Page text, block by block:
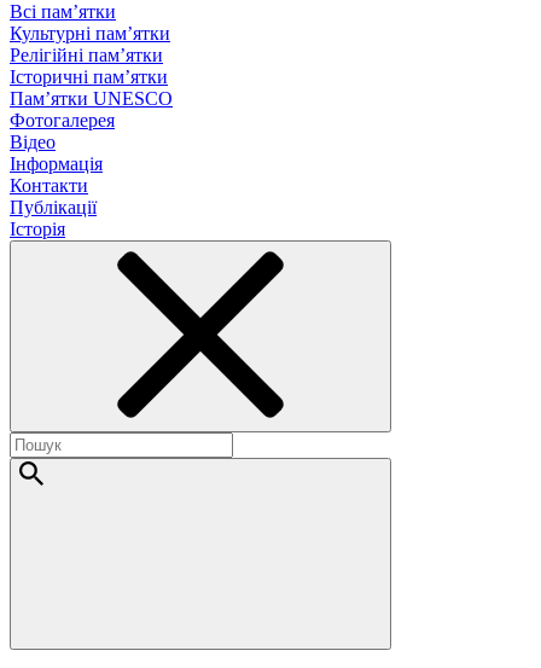
Всі пам’ятки
Культурні пам’ятки
Релігійні пам’ятки
Історичні пам’ятки
Пам’ятки UNESCO
Фотогалерея
Відео
Інформація
Контакти
Публікації
Історія